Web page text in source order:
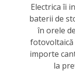
Electrica îi
baterii de
în orele
fotovoltaică
importe
la